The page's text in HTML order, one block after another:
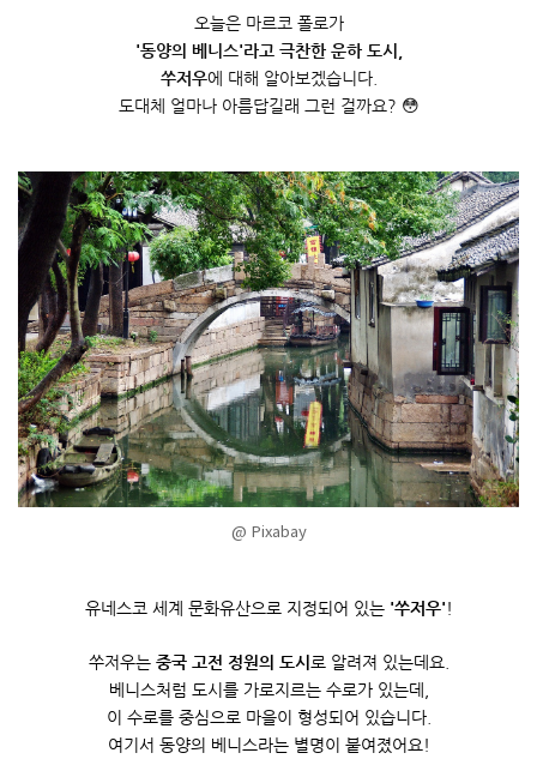
오늘은 마르코 폴로가
'동양의 베니스'라고 극찬한 운하 도시
쑤저우에 대해 알아보겠습니다.
도대체 얼마나 아름답길래 그런 걸까요? 😳
@ Pixabay
유네스코 세계 문화유산으로 지정되어 있는 '쑤저우'!
쑤저우는 중국 고전 정원의 도시 로 알려져 있는데요
베니스처럼 도시를 가로지르는 수로가 있는데
이 수로를 중심으로 마을이 형성되어 있습니다.
여기서 동양의 베니스라는 별명이 붙여졌어요 !